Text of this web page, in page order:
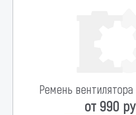
Ремень вентилятора
от 990